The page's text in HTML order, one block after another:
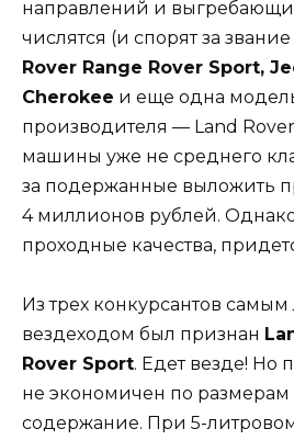
направлений и
числятся (и спорят за
Rover Range Rover Sport,
Cherokee и еще одна
производителя — Land
машины уже не среднего
за подержанные выложить
4 миллионов рублей.
проходные качества,
Из трех конкурсантов
вездеходом был признан
Rover Sport. Едет везде! Но
не экономичен по размерам
содержание. При 5-